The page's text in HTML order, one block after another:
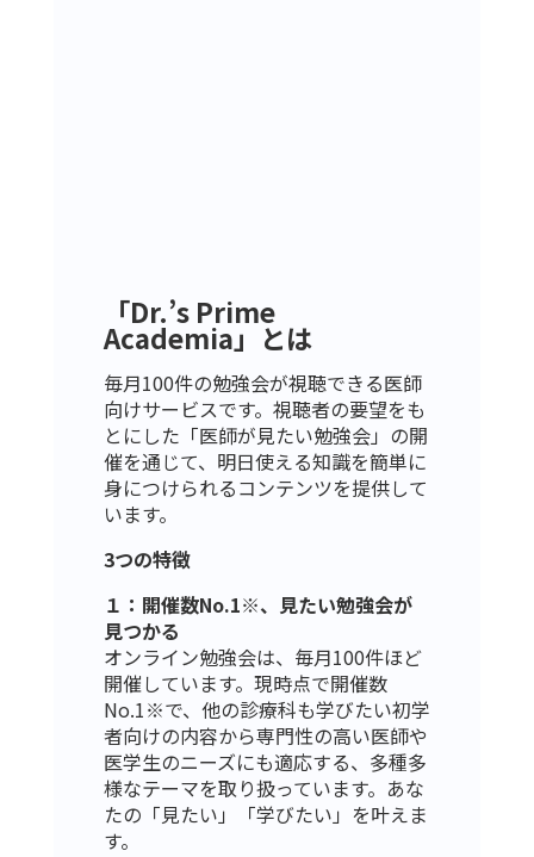
「Dr.’s Prime
Academia」とは
毎月100件の勉強会が視聴できる医師
向けサービスです。視聴者の要望をも
とにした「医師が見たい勉強会」の開
催を通じて、明日使える知識を簡単に
身につけられるコンテンツを提供して
います。
3つの特徴
１：開催数No.1※、見たい勉強会が
見つかる
オンライン勉強会は、毎月100件ほど
開催しています。現時点で開催数
No.1※で、他の診療科も学びたい初学
者向けの内容から専門性の高い医師や
医学生のニーズにも適応する、多種多
様なテーマを取り扱っています。あな
たの「見たい」「学びたい」を叶えま
す。